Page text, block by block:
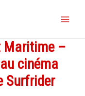
Menu
Maritime –
cinéma
Surfrider